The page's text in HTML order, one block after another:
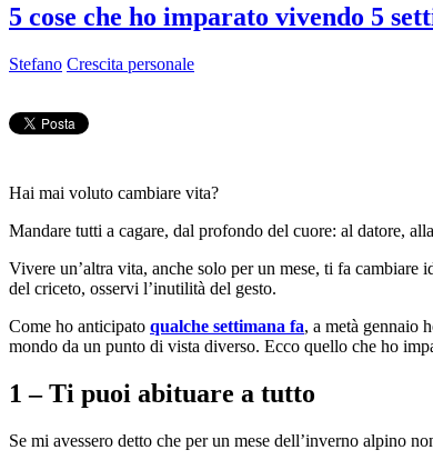
5 cose che ho imparato vivendo 5
Stefano Crescita personale
Hai mai voluto cambiare vita?
Mandare tutti a cagare, dal profondo del cuore: al datore,
Vivere un’altra vita, anche solo per un mese, ti fa
del criceto, osservi l’inutilità del gesto.
Come ho anticipato qualche settimana fa, a metà gennaio
mondo da un punto di vista diverso. Ecco quello che ho
1 – Ti puoi abituare a tutto
Se mi avessero detto che per un mese dell’inverno alpino